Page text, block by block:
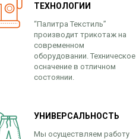
ТЕХНОЛОГИИ
“Палитра Текстиль”
производит трикотаж на
современном
оборудовании. Техническое
осначение в отличном
состоянии.
УНИВЕРСАЛЬНОСТЬ
Мы осуществляем работу